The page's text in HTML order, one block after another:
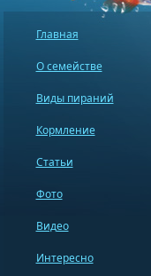
Главная
О семействе
Виды пираний
Кормление
Статьи
Фото
Видео
Интересно